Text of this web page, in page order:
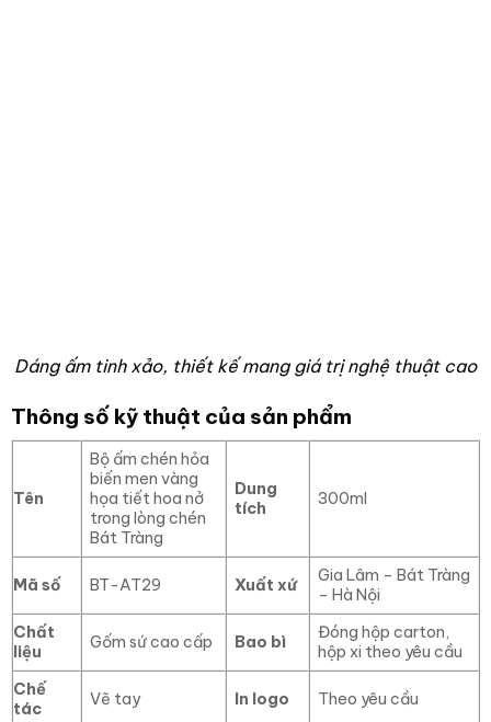
Dáng ấm tinh xảo, thiết kế mang giá trị nghệ thuật cao
Thông số kỹ thuật của sản phẩm
Tên
Bộ ấm chén hỏa
biến men vàng
họa tiết hoa nở
trong lòng chén
Bát Tràng
Dung
tích
300ml
Mã số BT-AT29 Xuất xứ
Gia Lâm – Bát Tràng
– Hà Nội
Chất
liệu
Gốm sứ cao cấp Bao bì
Đóng hộp carton,
hộp xi theo yêu cầu
Chế
tác
Vẽ tay In logo Theo yêu cầu